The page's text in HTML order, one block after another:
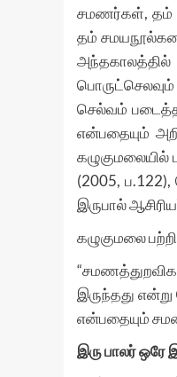
சமணர்கள், தம்
தம்
அந்தகாலத்தில்
செல்வம்
என்பதையும்
(2005,
இருபால்
கழுகுமலை
இருந்தது
என்பதையும்
இரு பாலர் ஒரே